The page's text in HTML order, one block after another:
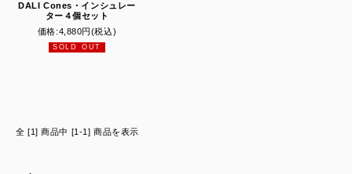
DALI Cones・インシュレー
ター４個セット
価格:4,880円(税込)
SOLD OUT
全 [1] 商品中 [1-1] 商品を表示